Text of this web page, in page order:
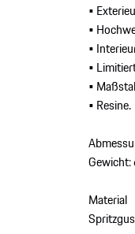
•
•
•
•
•
• Resine.
Material